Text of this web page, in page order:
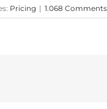
Pricing | 1.068 Comments